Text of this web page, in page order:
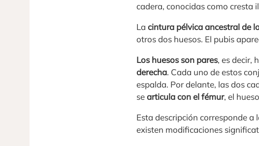
cadera, conocidas como cresta
La cintura pélvica ancestral de
otros dos huesos. El pubis
Los huesos son pares, es decir,
derecha. Cada uno de estos
espalda. Por delante, las dos
searticula con el fémur, el
Esta descripción corresponde
existen modificaciones